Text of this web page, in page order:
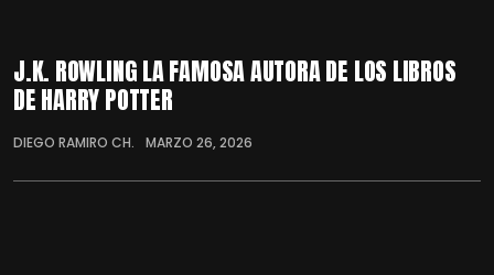
J.K. ROWLING LA FAMOSA AUTORA DE LOS LIBROS
DE HARRY POTTER
DIEGO RAMIRO CH. MARZO 26, 2026